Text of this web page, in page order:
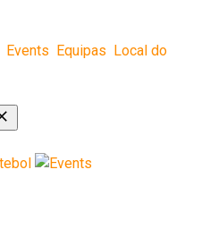
Events Equipas Local do